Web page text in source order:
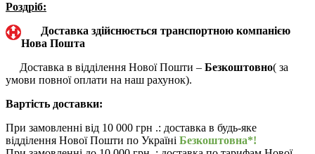
Роздріб:
Доставка здійснюється транспортною компанією
Нова Пошта
Доставка в відділення Нової Пошти – Безкоштовно( за
умови повної оплати на наш рахунок).
Вартість доставки:
При замовленні від 10 000 грн .: доставка в будь-яке
відділення Нової Пошти по Україні Безкоштовна*!